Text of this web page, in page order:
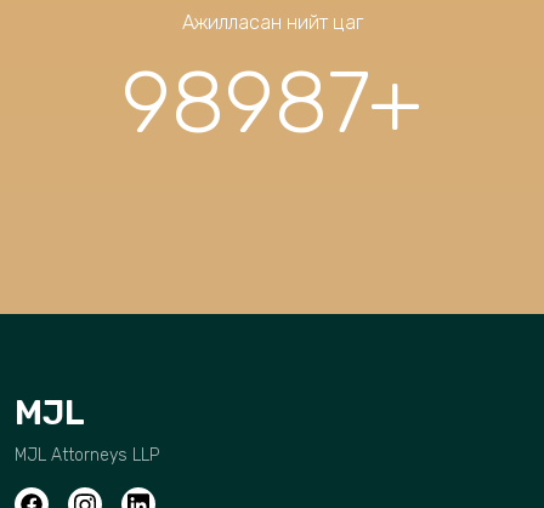
Ажилласан нийт цаг
98987+
MJL
MJL Attorneys LLP